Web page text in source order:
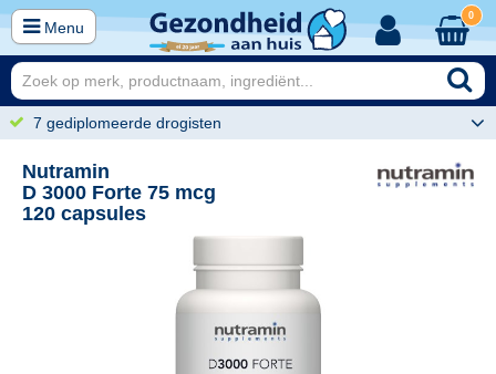
Menu
0
7 gediplomeerde drogisten
Nutramin
D 3000 Forte 75 mcg
120 capsules